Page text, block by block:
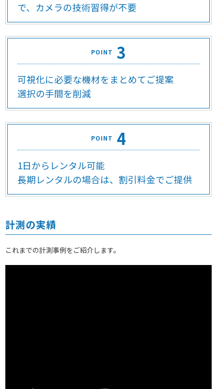
で、カメラの技術習得が不要
POINT 3
可視化に必要な機材をまとめてご提案
選択の手間を削減
POINT 4
1日からレンタル可能
長期レンタルの場合は、割引料金でご提供
計測の実績
これまでの計測事例をご紹介します。